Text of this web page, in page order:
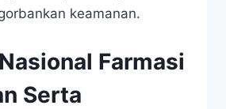
keamanan.
Farmasi
Serta